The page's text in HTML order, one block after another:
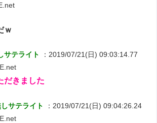
ｗ
サテライト
：2019/07/21(日) 09:03:14.77
だきました
サテライト
：2019/07/21(日) 09:04:26.24